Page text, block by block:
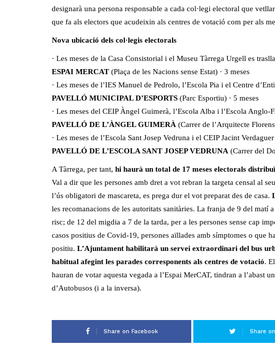
designarà una persona responsable a cada col·legi electoral que
que fa als electors que acudeixin als centres de votació com per als
Nova ubicació dels col·legis electorals
· Les meses de la Casa Consistorial i el Museu Tàrrega Urgell es
ESPAI MERCAT (Plaça de les Nacions sense Estat) · 3 meses
· Les meses de l’IES Manuel de Pedrolo, l’Escola Pia i el Centre
PAVELLÓ MUNICIPAL D’ESPORTS (Parc Esportiu) · 5 meses
· Les meses del CEIP Àngel Guimerà, l’Escola Alba i l’Escola Anglo-
PAVELLÓ DE L’ÀNGEL GUIMERÀ (Carrer de l’Arquitecte
· Les meses de l’Escola Sant Josep Vedruna i el CEIP Jacint
PAVELLÓ DE L’ESCOLA SANT JOSEP VEDRUNA (Carrer del
A Tàrrega, per tant, hi haurà un total de 17 meses electorals
Val a dir que les persones amb dret a vot rebran la targeta censal al
l’ús obligatori de mascareta, es prega dur el vot preparat des de casa.
les recomanacions de les autoritats sanitàries. La franja de 9 del matí
risc; de 12 del migdia a 7 de la tarda, per a les persones sense cap
casos positius de Covid-19, persones aïllades amb símptomes o que
positiu. L’Ajuntament habilitarà un servei extraordinari del bus
habitual afegint les parades corresponents als centres de votació.
hauran de votar aquesta vegada a l’Espai MerCAT, tindran a l’abast
d’Autobusos (i a la inversa).
Share on Facebook Share